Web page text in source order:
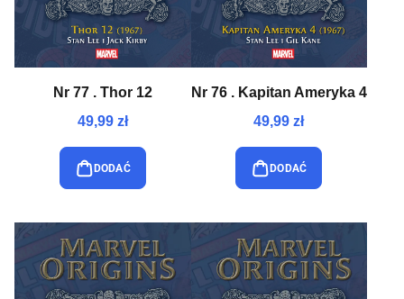
Nr 77 . Thor 12
49,99 zł
DODAĆ
Nr 76 . Kapitan Ameryka 4
49,99 zł
DODAĆ